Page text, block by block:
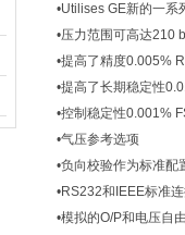
•Utilises GE新的一
•压力范围可高达210
•提高了精度0.005%
•提高了长期稳定性
•控制稳定性0.001%
•气压参考选项
•负向校验作为标准配
•RS232和IEEE标准
•模拟的O/P和电压自